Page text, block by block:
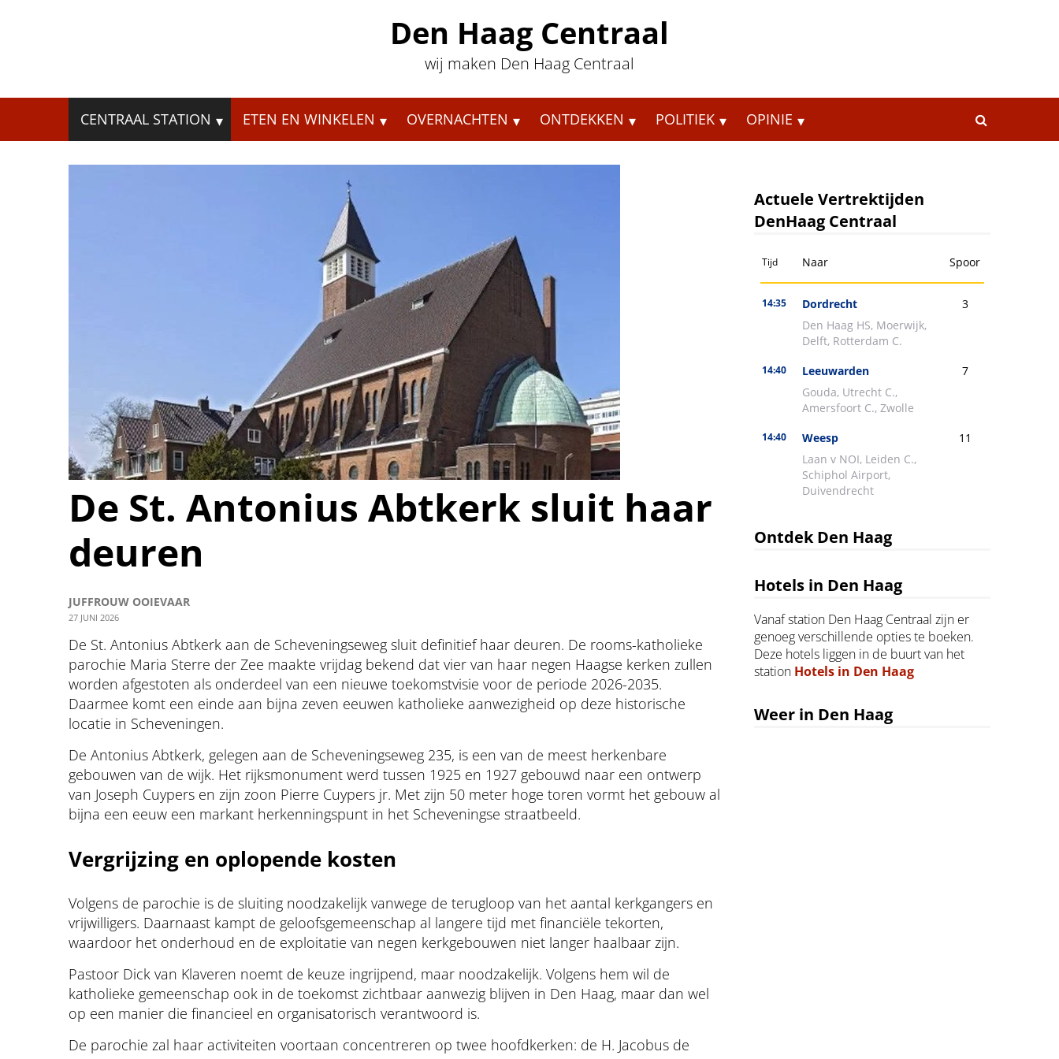
Den Haag Centraal
wij maken Den Haag Centraal
CENTRAAL STATION ETEN EN WINKELEN OVERNACHTEN ONTDEKKEN POLITIEK OPINIE
naar:
De St. Antonius Abtkerk sluit haar
deuren
JUFFROUW OOIEVAAR
27 JUNI 2026
De St. Antonius Abtkerk aan de Scheveningseweg sluit definitief haar deuren. De rooms-katholieke
parochie Maria Sterre der Zee maakte vrijdag bekend dat vier van haar negen Haagse kerken zullen
worden afgestoten als onderdeel van een nieuwe toekomstvisie voor de periode 2026-2035.
Daarmee komt een einde aan bijna zeven eeuwen katholieke aanwezigheid op deze historische
locatie in Scheveningen.
De Antonius Abtkerk, gelegen aan de Scheveningseweg 235, is een van de meest herkenbare
gebouwen van de wijk. Het rijksmonument werd tussen 1925 en 1927 gebouwd naar een ontwerp
van Joseph Cuypers en zijn zoon Pierre Cuypers jr. Met zijn 50 meter hoge toren vormt het gebouw al
bijna een eeuw een markant herkenningspunt in het Scheveningse straatbeeld.
Vergrijzing en oplopende kosten
Volgens de parochie is de sluiting noodzakelijk vanwege de terugloop van het aantal kerkgangers en
vrijwilligers. Daarnaast kampt de geloofsgemeenschap al langere tijd met financiële tekorten,
waardoor het onderhoud en de exploitatie van negen kerkgebouwen niet langer haalbaar zijn.
Pastoor Dick van Klaveren noemt de keuze ingrijpend, maar noodzakelijk. Volgens hem wil de
katholieke gemeenschap ook in de toekomst zichtbaar aanwezig blijven in Den Haag, maar dan wel
op een manier die financieel en organisatorisch verantwoord is.
De parochie zal haar activiteiten voortaan concentreren op twee hoofdkerken: de H. Jacobus de
Actuele Vertrektijden
DenHaag Centraal
Ontdek Den Haag
Hotels in Den Haag
Vanaf station Den Haag Centraal zijn er
genoeg verschillende opties te boeken.
Deze hotels liggen in de buurt van het
station Hotels in Den Haag
Weer in Den Haag